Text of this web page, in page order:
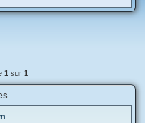
1 sur 1